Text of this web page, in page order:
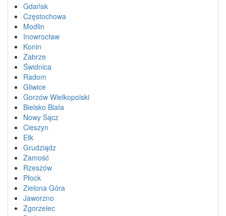
Gdańsk
Częstochowa
Modlin
Inowrocław
Konin
Zabrze
Świdnica
Radom
Gliwice
Gorzów Wielkopolski
Bielsko Biała
Nowy Sącz
Cieszyn
Ełk
Grudziądz
Zamość
Rzeszów
Płock
Zielona Góra
Jaworzno
Zgorzelec